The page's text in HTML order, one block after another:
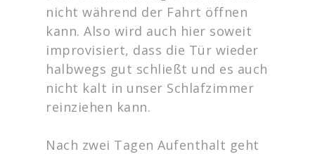
nicht während der Fahrt öffnen
kann. Also wird auch hier soweit
improvisiert, dass die Tür wieder
halbwegs gut schließt und es auch
nicht kalt in unser Schlafzimmer
reinziehen kann.
Nach zwei Tagen Aufenthalt geht